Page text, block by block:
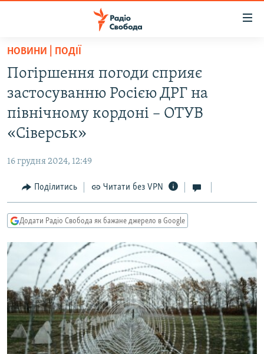
Перейти
основного
матеріалу
Перейти
до
основної
Перейти
пошуку
ВСЕ ЗА ДОБУ
СТАТТІ
ПОЛІТИКА
СУСПІЛЬСТВО
КУЛЬТУРА
СПОРТ
СВІТ
ВІЙНА
ДОНБАС.РЕАЛІЇ
КРИМ.РЕАЛІЇ
ТИ ЯК?
КИТАЙ.ВИКЛИКИ
МУЛЬТИМЕДІА
ФОТО
СПЕЦПРОЄКТИ
ПОДКАСТИ
НОВИНИ | ПОДІЇ
Погіршення погоди сприяє
застосуванню Росією ДРГ на
північному кордоні – ОТУВ
«Сіверськ»
16 грудня 2024, 12:49
Поділитись Читати без VPN
Додати Радіо Свобода як бажане джерело в Google